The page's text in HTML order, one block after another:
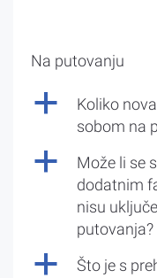
Na putovanju
a
Koliko
sobom na
a
Može li se
dodatnim
nisu
putovanja?
a Što je s